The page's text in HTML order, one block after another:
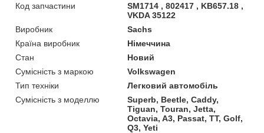
Код запчастини
SM1714 , 802417 , KB657.18 ,
VKDA 35122
Виробник
Sachs
Країна виробник
Німеччина
Стан
Новий
Сумісність з маркою
Volkswagen
Тип техніки
Легковий автомобіль
Сумісність з моделлю
Superb, Beetle, Caddy,
Tiguan, Touran, Jetta,
Octavia, A3, Passat, TT, Golf,
Q3, Yeti